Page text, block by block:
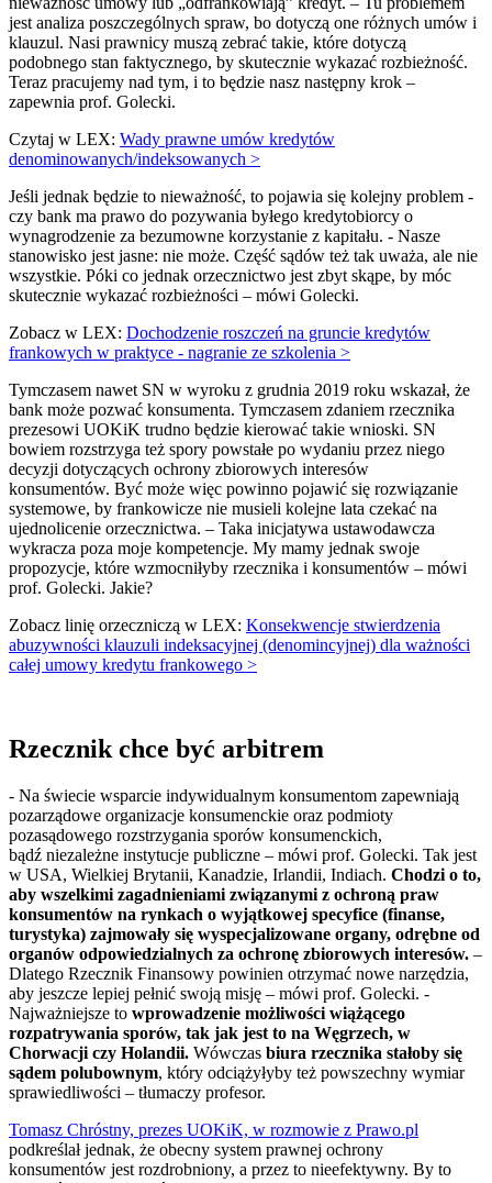
jest analiza poszczególnych spraw, bo dotyczą one różnych umów i
klauzul. Nasi prawnicy muszą zebrać takie, które dotyczą
podobnego stan faktycznego, by skutecznie wykazać rozbieżność.
Teraz pracujemy nad tym, i to będzie nasz następny krok –
zapewnia prof. Golecki.
Czytaj w LEX: Wady prawne umów kredytów
denominowanych/indeksowanych >
Jeśli jednak będzie to nieważność, to pojawia się kolejny problem -
czy bank ma prawo do pozywania byłego kredytobiorcy o
wynagrodzenie za bezumowne korzystanie z kapitału. - Nasze
stanowisko jest jasne: nie może. Część sądów też tak uważa, ale nie
wszystkie. Póki co jednak orzecznictwo jest zbyt skąpe, by móc
skutecznie wykazać rozbieżności – mówi Golecki.
Zobacz w LEX: Dochodzenie roszczeń na gruncie kredytów
frankowych w praktyce - nagranie ze szkolenia >
Tymczasem nawet SN w wyroku z grudnia 2019 roku wskazał, że
bank może pozwać konsumenta. Tymczasem zdaniem rzecznika
prezesowi UOKiK trudno będzie kierować takie wnioski. SN
bowiem rozstrzyga też spory powstałe po wydaniu przez niego
decyzji dotyczących ochrony zbiorowych interesów
konsumentów. Być może więc powinno pojawić się rozwiązanie
systemowe, by frankowicze nie musieli kolejne lata czekać na
ujednolicenie orzecznictwa. – Taka inicjatywa ustawodawcza
wykracza poza moje kompetencje. My mamy jednak swoje
propozycje, które wzmocniłyby rzecznika i konsumentów – mówi
prof. Golecki. Jakie?
Zobacz linię orzeczniczą w LEX: Konsekwencje stwierdzenia
abuzywności klauzuli indeksacyjnej (denomincyjnej) dla ważności
całej umowy kredytu frankowego >
Rzecznik chce być arbitrem
- Na świecie wsparcie indywidualnym konsumentom zapewniają
pozarządowe organizacje konsumenckie oraz podmioty
pozasądowego rozstrzygania sporów konsumenckich,
bądź niezależne instytucje publiczne – mówi prof. Golecki. Tak jest
w USA, Wielkiej Brytanii, Kanadzie, Irlandii, Indiach. Chodzi o to,
aby wszelkimi zagadnieniami związanymi z ochroną praw
konsumentów na rynkach o wyjątkowej specyfice (finanse,
turystyka) zajmowały się wyspecjalizowane organy, odrębne od
organów odpowiedzialnych za ochronę zbiorowych interesów. –
Dlatego Rzecznik Finansowy powinien otrzymać nowe narzędzia,
aby jeszcze lepiej pełnić swoją misję – mówi prof. Golecki. -
Najważniejsze to wprowadzenie możliwości wiążącego
rozpatrywania sporów, tak jak jest to na Węgrzech, w
Chorwacji czy Holandii. Wówczas biura rzecznika stałoby się
sądem polubownym, który odciążyłyby też powszechny wymiar
sprawiedliwości – tłumaczy profesor.
Tomasz Chróstny, prezes UOKiK, w rozmowie z Prawo.pl
podkreślał jednak, że obecny system prawnej ochrony
konsumentów jest rozdrobniony, a przez to nieefektywny. By to